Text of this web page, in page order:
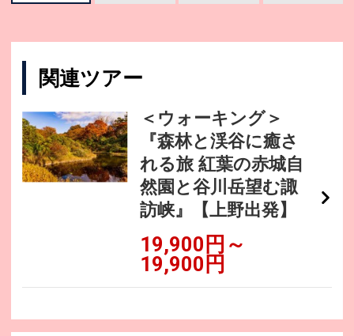
関連ツアー
＜ウォーキング＞
『森林と渓谷に癒さ
れる旅 紅葉の赤城自
然園と谷川岳望む諏
訪峡』【上野出発】
19,900円～
19,900円